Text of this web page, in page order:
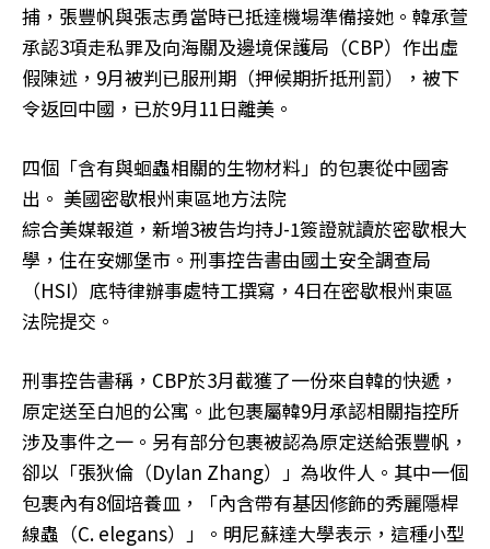
捕，張豐帆與張志勇當時已抵達機場準備接她。韓承萱
承認3項走私罪及向海關及邊境保護局（CBP）作出虛
假陳述，9月被判已服刑期（押候期折抵刑罰），被下
令返回中國，已於9月11日離美。
四個「含有與蛔蟲相關的生物材料」的包裹從中國寄
出。 美國密歇根州東區地方法院
綜合美媒報道，新增3被告均持J-1簽證就讀於密歇根大
學，住在安娜堡市。刑事控告書由國土安全調查局
（HSI）底特律辦事處特工撰寫，4日在密歇根州東區
法院提交。
刑事控告書稱，CBP於3月截獲了一份來自韓的快遞，
原定送至白旭的公寓。此包裹屬韓9月承認相關指控所
涉及事件之一。另有部分包裹被認為原定送給張豐帆，
卻以「張狄倫（Dylan Zhang）」為收件人。其中一個
包裹內有8個培養皿，「內含帶有基因修飾的秀麗隱桿
線蟲（C. elegans）」。明尼蘇達大學表示，這種小型